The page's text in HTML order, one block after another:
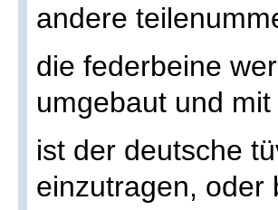
andere
die federbeine
umgebaut und
ist der deutsche
einzutragen, oder